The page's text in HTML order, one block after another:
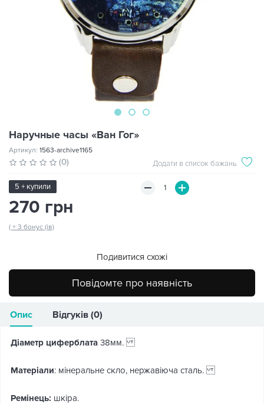
Наручные часы «Ван Гог»
Артикул: 1563-archive1165
(0) Додати в список бажань
5 + купили
270 грн
( + 3 бонус (ів)
Подивитися схожі
Повідомте про наявність
Опис Відгуків (0)
Діаметр циферблата 38мм.
Матеріали: мінеральне скло, нержавіюча сталь.
Ремінець: шкіра.